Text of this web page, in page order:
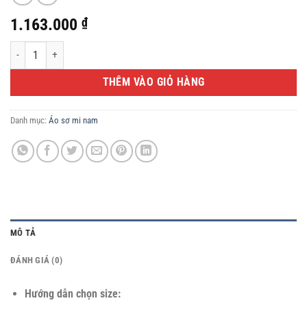
1.163.000 ₫
Áo sơ mi Nam ngắn tay - ASN002895 số lượng
THÊM VÀO GIỎ HÀNG
Danh mục: Áo sơ mi nam
MÔ TẢ
ĐÁNH GIÁ (0)